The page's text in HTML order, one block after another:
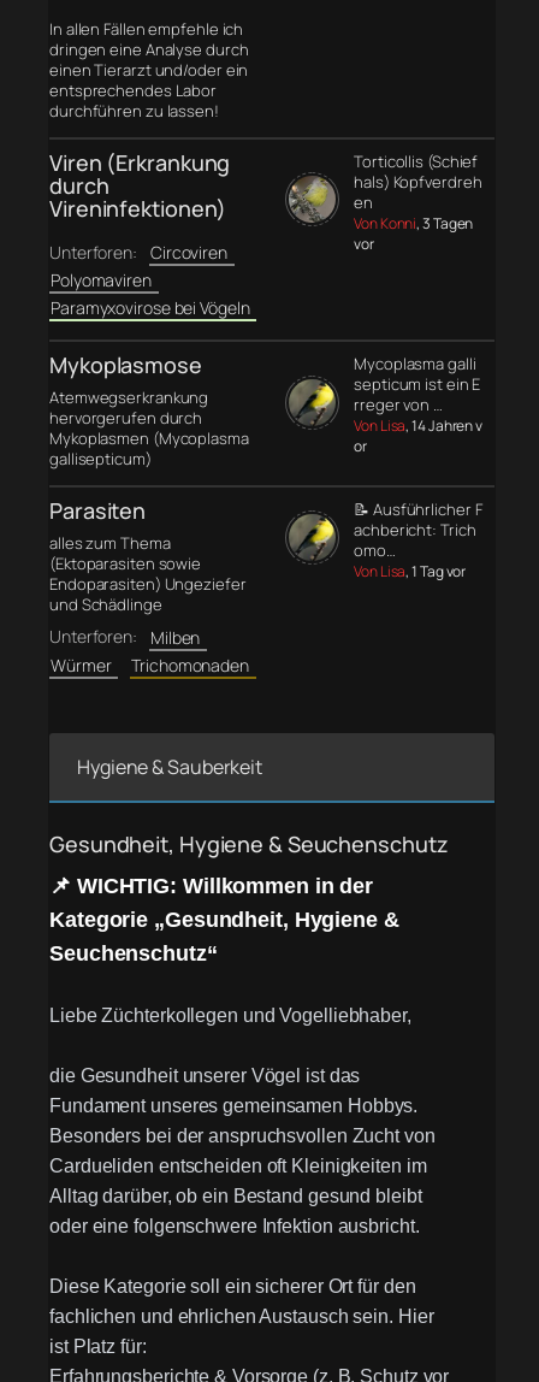
In allen Fällen empfehle ich
dringen eine Analyse durch
einen Tierarzt und/oder ein
entsprechendes Labor
durchführen zu lassen!
Viren (Erkrankung
durch
Vireninfektionen)
Unterforen:
Circoviren
Polyomaviren
Paramyxovirose bei Vögeln
Torticollis (Schief
hals) Kopfverdreh
en
Von Konni, 3 Tagen
vor
Mykoplasmose
Atemwegserkrankung
hervorgerufen durch
Mykoplasmen (Mycoplasma
gallisepticum)
Mycoplasma galli
septicum ist ein E
rreger von …
Von Lisa, 14 Jahren v
or
Parasiten
alles zum Thema
(Ektoparasiten sowie
Endoparasiten) Ungeziefer
und Schädlinge
Unterforen:
Milben
Würmer
Trichomonaden
📝 Ausführlicher F
achbericht: Trich
omo…
Von Lisa, 1 Tag vor
Hygiene & Sauberkeit
Gesundheit, Hygiene & Seuchenschutz
📌 WICHTIG: Willkommen in der
Kategorie „Gesundheit, Hygiene &
Seuchenschutz“
Liebe Züchterkollegen und Vogelliebhaber,
die Gesundheit unserer Vögel ist das
Fundament unseres gemeinsamen Hobbys.
Besonders bei der anspruchsvollen Zucht von
Cardueliden entscheiden oft Kleinigkeiten im
Alltag darüber, ob ein Bestand gesund bleibt
oder eine folgenschwere Infektion ausbricht.
Diese Kategorie soll ein sicherer Ort für den
fachlichen und ehrlichen Austausch sein. Hier
ist Platz für:
Erfahrungsberichte & Vorsorge (z. B. Schutz vor